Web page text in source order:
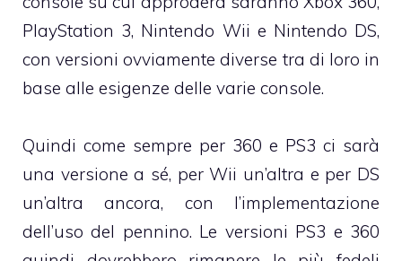
PlayStation 3, Nintendo Wii e Nintendo DS,
con versioni ovviamente diverse tra di loro in
base alle esigenze delle varie console.
Quindi come sempre per 360 e PS3 ci sarà
una versione a sé, per Wii un’altra e per DS
un’altra ancora, con l’implementazione
dell’uso del pennino. Le versioni PS3 e 360